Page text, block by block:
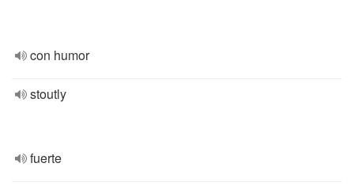
con humor
stoutly
fuerte